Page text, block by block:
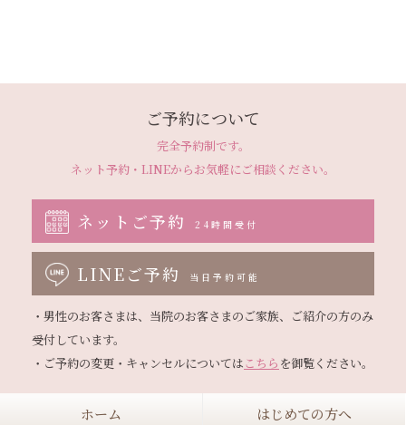
ご予約について
完全予約制です。
ネット予約・LINEからお気軽にご相談ください。
ネットご予約 24時間受付
LINEご予約 当日予約可能
・男性のお客さまは、当院のお客さまのご家族、ご紹介の方のみ
受付しています。
・ご予約の変更・キャンセルについてはこちら
ホーム はじめての方へ